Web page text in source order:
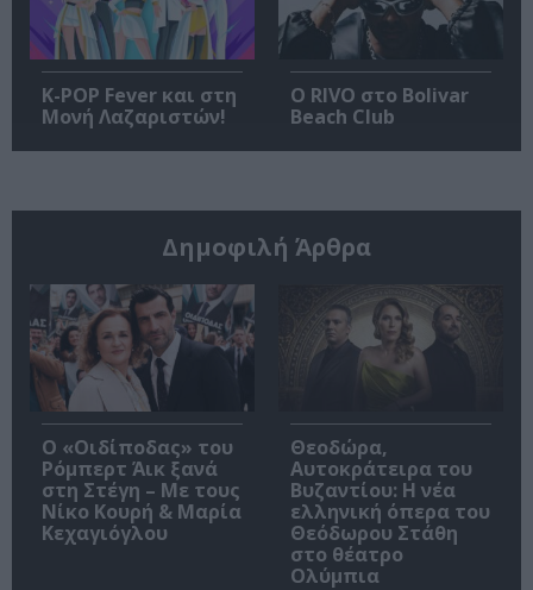
K-POP Fever και στη
Μονή Λαζαριστών!
Ο RIVO στο Bolivar
Beach Club
Δημοφιλή Άρθρα
O «Οιδίποδας» του
Ρόμπερτ Άικ ξανά
στη Στέγη – Με τους
Νίκο Κουρή & Μαρία
Κεχαγιόγλου
Θεοδώρα,
Αυτοκράτειρα του
Βυζαντίου: Η νέα
ελληνική όπερα του
Θεόδωρου Στάθη
στο θέατρο
Ολύμπια